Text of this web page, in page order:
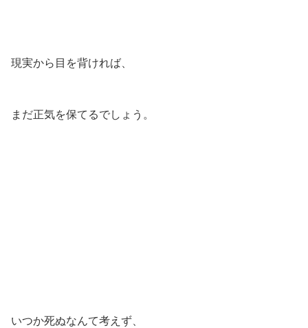
現実から目を背ければ、
まだ正気を保てるでしょう。
いつか死ぬなんて考えず、